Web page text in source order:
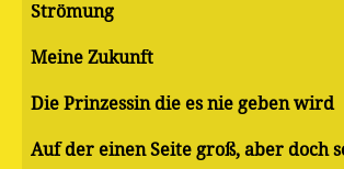
Strömung
Meine Zukunft
Die Prinzessin die es nie geben wird
Auf der einen Seite groß, aber doch